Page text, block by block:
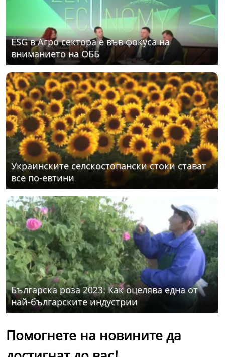
ЕSG в Агро сектора е във фокуса на
вниманието на ОББ
Украинските селскостопански стоки стават
все по-евтини
Българска роза 2023: Как оцелява една от
най-българските индустрии
Помогнете на новините да